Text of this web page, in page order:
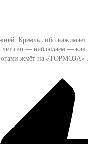
Кремль либо нажимает
лет сво — наблюдаем —
жмёт на